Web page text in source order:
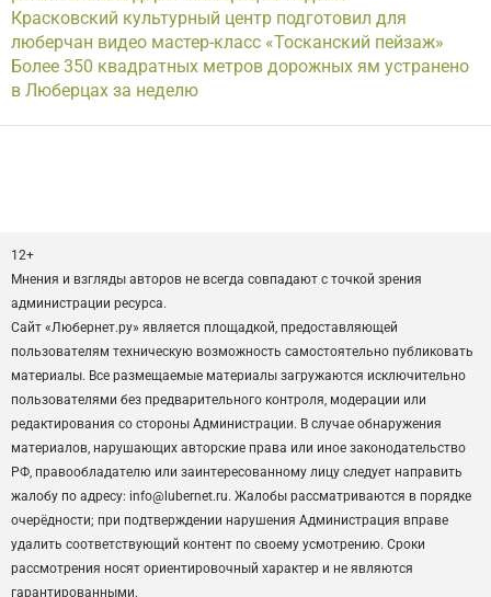
Красковский культурный центр подготовил для
люберчан видео мастер-класс «Тосканский пейзаж»
Более 350 квадратных метров дорожных ям устранено
в Люберцах за неделю
12+
Мнения и взгляды авторов не всегда совпадают с точкой зрения
администрации ресурса.
Сайт «Любернет.ру» является площадкой, предоставляющей
пользователям техническую возможность самостоятельно публиковать
материалы. Все размещаемые материалы загружаются исключительно
пользователями без предварительного контроля, модерации или
редактирования со стороны Администрации. В случае обнаружения
материалов, нарушающих авторские права или иное законодательство
РФ, правообладателю или заинтересованному лицу следует направить
жалобу по адресу: info@lubernet.ru. Жалобы рассматриваются в порядке
очерёдности; при подтверждении нарушения Администрация вправе
удалить соответствующий контент по своему усмотрению. Сроки
рассмотрения носят ориентировочный характер и не являются
гарантированными.